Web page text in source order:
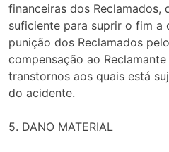
financeiras dos Reclamados,
suficiente para suprir o fim a
punição dos Reclamados
compensação ao
transtornos aos quais está
do acidente.
5. DANO MATERIAL